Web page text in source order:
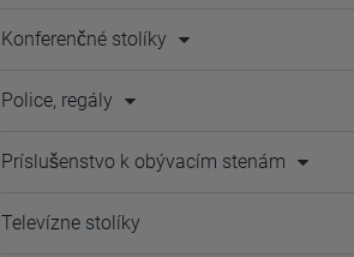
Konferenčné stolíky
Police, regály
Príslušenstvo k obývacím stenám
Televízne stolíky